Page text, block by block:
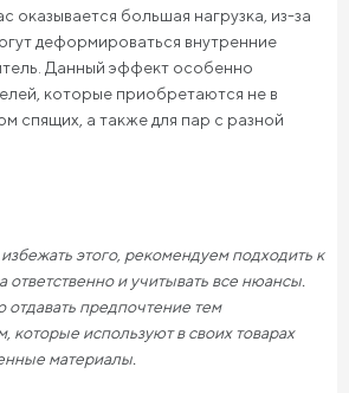
оказывается большая нагрузка, из-за
деформироваться внутренние
Данный эффект особенно
которые приобретаются не в
спящих, а также для пар с разной
этого, рекомендуем подходить к
ответственно и учитывать все нюансы.
предпочтение тем
которые используют в своих товарах
материалы.